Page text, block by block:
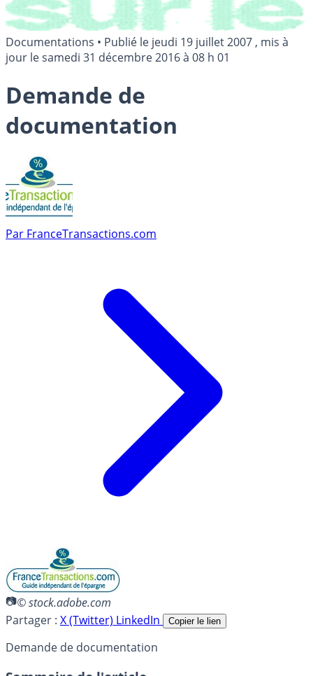
Documentations • Publié le jeudi 19 juillet 2007 , mis à
jour lesamedi 31 décembre 2016 à 08 h 01
Demande de
documentation
Par FranceTransactions.com
© stock.adobe.com
Partager : X (Twitter) LinkedIn Copier le lien
Demande de documentation